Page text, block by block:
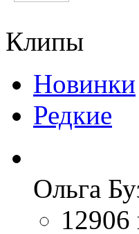
Клипы
Новинки
Редкие
Ольга
12906